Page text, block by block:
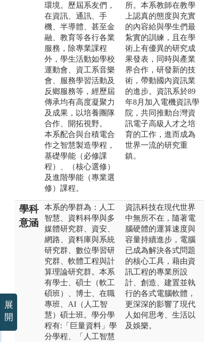
環境。歷屆系友們，
在資訊、通訊、手
機、半導體、甚至金
融、教育等各行各業
服務，除專業課程
外，學生活動如學校
運動會、資工系音樂
會、服務學習活動及
反鄉服務等，經歷屆
傳承均有高度凝聚力
及成果，以培養團隊
合作、開拓視野。
本系配合與台積電合
作之智慧製造學程，
基礎學能（必修課
程）、（核心選修）
及進階學能（專業選
修）課程。
所。本系教師在教學
上認真的態度與充實
的內容給與學生們最
紮實的訓練，且在學
術上有優異的研究成
果發表，同時與產業
界合作，研發新的技
術，帶動國內資訊業
的進步。資訊系於89
年8月加入電機資訊學
院，共同推動台灣資
訊電子高級人才之培
育的工作，進而成為
世界一流的研究重
鎮。
學科
意涵
本系的學群為：人工
智慧、資料科學與多
媒體研究群、資安、
網路、資料庫與系統
研究群、數位學習研
究群、軟體工程與計
算理論研究群。本系
有學士、碩士（軟工
碩班）、博士、在職
專班、AI（人工智
慧）碩士班。學分學
程有:「巨量資料」學
分學程、「人工智慧
資訊科技在現代世界
中無所不在，隨著電
腦硬體的運算速度與
容量持續進步，電腦
已成為解決各式問題
的核心工具，藉由資
訊工程的專業所設
計、創造、建置並執
行的各式電腦軟體，
更深深的影響了現代
人如何思考、生活以
及娛樂。
展
開